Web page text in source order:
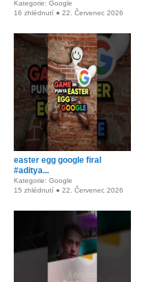
Kategorie: Google
16 zhlédnutí ● 22. Červenec 2026
easter egg google firal
#aditya...
Kategorie: Google
15 zhlédnutí ● 22. Červenec 2026